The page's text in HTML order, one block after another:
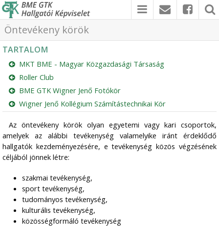
Öntevékeny körök
TARTALOM
MKT BME - Magyar Közgazdasági Társaság
Roller Club
BME GTK Wigner Jenő Fotókör
Wigner Jenő Kollégium Számítástechnikai Kör
Az öntevékeny körök olyan egyetemi vagy kari csoportok,
amelyek az alábbi tevékenység valamelyike iránt érdeklődő
hallgatók kezdeményezésére, e tevékenység közös végzésének
céljából jönnek létre:
szakmai tevékenység,
sport tevékenység,
tudományos tevékenység,
kulturális tevékenység,
közösségformáló tevékenység